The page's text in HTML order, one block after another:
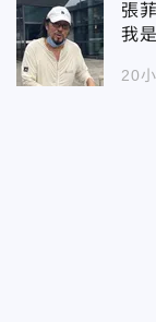
張
我
20